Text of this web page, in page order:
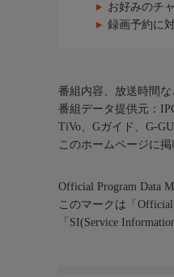
お好みのチ
録画予約に
番組内容、放送時間
番組データ提供元：
TiVo、Gガイド、G-
このホームページに
Official Program Data
このマークは「
「SI(Service